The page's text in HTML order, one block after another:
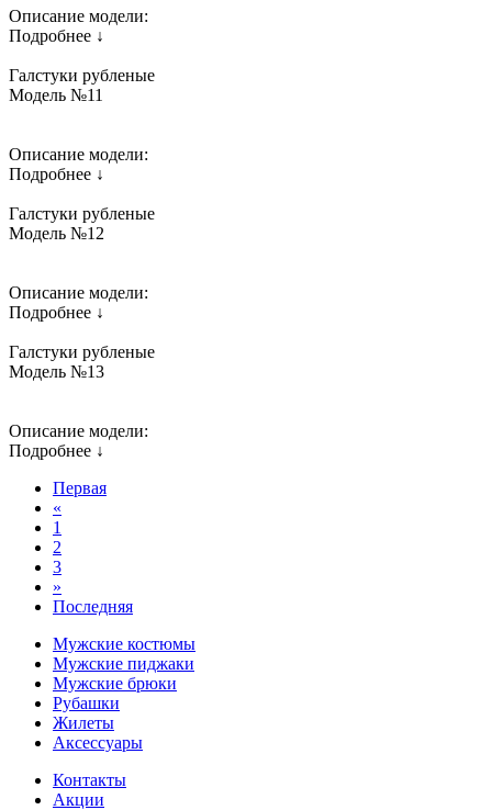
Описание модели:
Подробнее ↓
Галстуки рубленые
Модель №11
Описание модели:
Подробнее ↓
Галстуки рубленые
Модель №12
Описание модели:
Подробнее ↓
Галстуки рубленые
Модель №13
Описание модели:
Подробнее ↓
Первая
«
1
2
3
»
Последняя
Мужские костюмы
Мужские пиджаки
Мужские брюки
Рубашки
Жилеты
Аксессуары
Контакты
Акции